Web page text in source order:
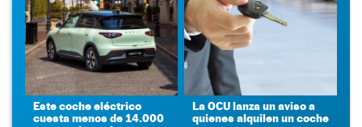
Este coche eléctrico
cuesta menos de 14.000
La OCU lanza un aviso a
quienes alquilen un coche